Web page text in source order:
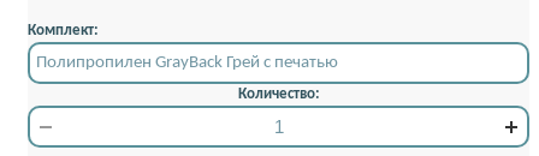
Комплект:
Полипропилен GrayBack Грей с печатью
Количество: